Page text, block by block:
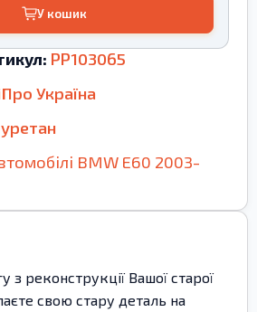
У кошик
PP103065
Україна
BMW E60 2003-
з реконструкції Вашої старої
свою стару деталь на